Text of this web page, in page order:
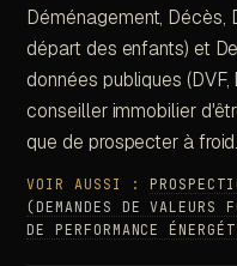
Déménagement, Décès,
départ des enfants) et
données publiques
conseiller immobilier
que de prospecter à froid.
VOIR AUSSI :
(DEMANDES DE VALEURS
DE PERFORMANCE